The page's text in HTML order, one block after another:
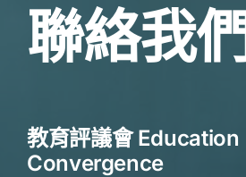
聯絡我們
教育評議會 Education
Convergence